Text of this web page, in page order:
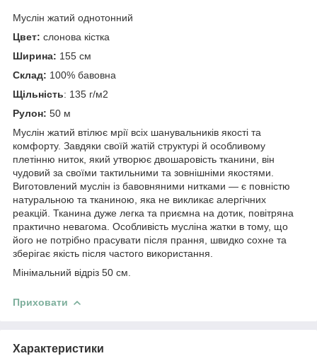
Муслін жатий однотонний
Цвет: слонова кістка
Ширина: 155 см
Склад: 100% бавовна
Щільність: 135 г/м2
Рулон: 50 м
Муслін жатий втілює мрії всіх шанувальників якості та
комфорту. Завдяки своїй жатій структурі й особливому
плетінню ниток, який утворює двошаровість тканини, він
чудовий за своїми тактильними та зовнішніми якостями.
Виготовлений муслін із бавовняними нитками — є повністю
натуральною та тканиною, яка не викликає алергічних
реакцій. Тканина дуже легка та приємна на дотик, повітряна
практично невагома. Особливість мусліна жатки в тому, що
його не потрібно прасувати після прання, швидко сохне та
зберігає якість після частого використання.
Мінімальний відріз 50 см.
Приховати
Характеристики